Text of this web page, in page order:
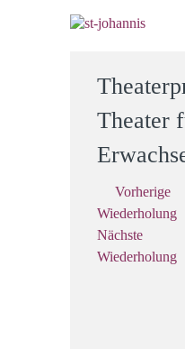
Theater
Vorherige
Wiederholung
Nächste
Wiederholung